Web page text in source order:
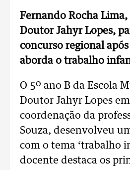
Fernando Rocha Lima,
Doutor Jahyr Lopes,
concurso regional
aborda o trabalho
O 5º ano B da Escola
Doutor Jahyr Lopes
coordenação da
Souza, desenvolveu
com o tema ‘trabalho
docente destaca os